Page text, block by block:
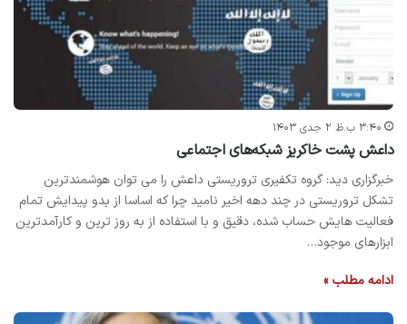
۳:۴۰ ب.ظ ۲ جدی ۱۴۰۳
داعش پشت خاکریز شبکه‌های اجتماعی
خبرگزاری دید: گروه تکفیری تروریستی داعش را می توان هوشمندترین
تشکل تروریستی در چند دهه اخیر نامید چرا که اساسا از بدو پیدایش تمام
فعالیت هایش حساب شده، دقیق و با استفاده از به روز ترین و کارآمدترین
ابزارهای موجود…
ادامه مطلب »